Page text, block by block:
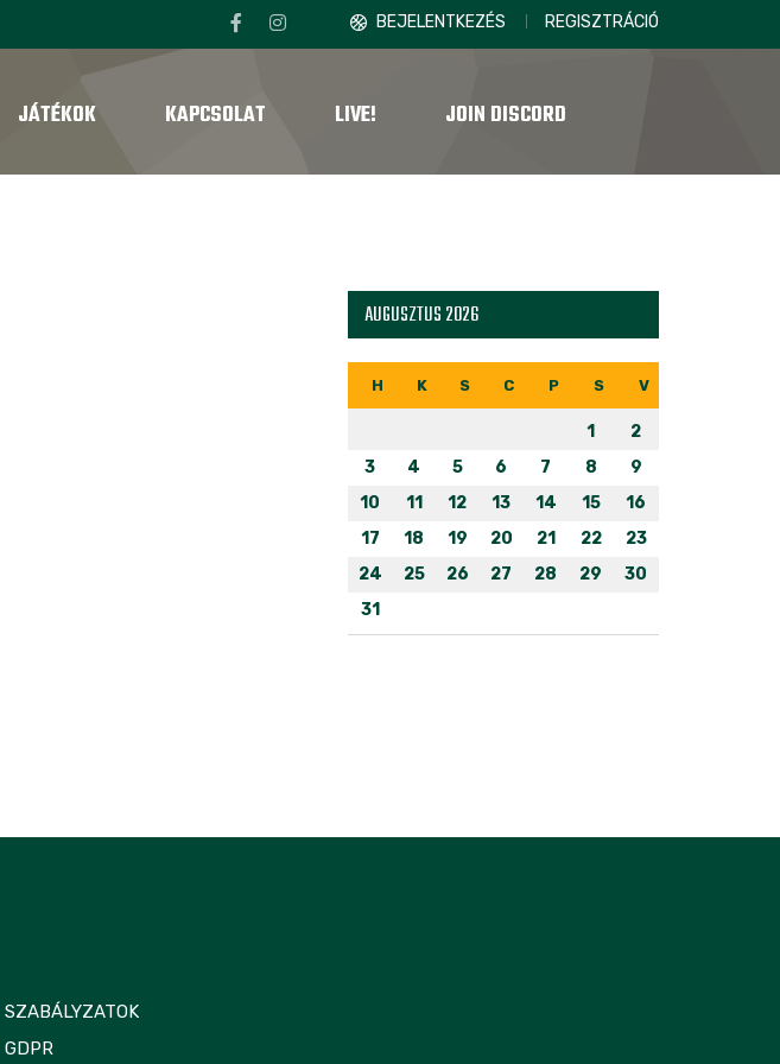
BEJELENTKEZÉS REGISZTRÁCIÓ
JÁTÉKOK KAPCSOLAT LIVE! JOIN DISCORD
AUGUSZTUS 2026
H K S C P S V
1
2
3
4 5 6 7 8
9
10
11 12 13 14 15
16
17
18 19 20 21 22
23
24
25 26 27 28 29
30
31
SZABÁLYZATOK
GDPR